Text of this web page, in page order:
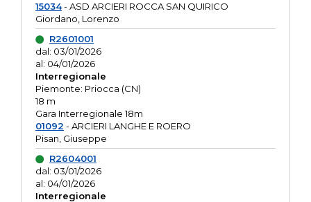
15034- ASD ARCIERI ROCCA SAN QUIRICO
Giordano, Lorenzo
R2601001
dal: 03/01/2026
al: 04/01/2026
Interregionale
Piemonte: Priocca (CN)
18 m
Gara Interregionale 18m
01092 - ARCIERI LANGHE E ROERO
Pisan, Giuseppe
R2604001
dal: 03/01/2026
al: 04/01/2026
Interregionale